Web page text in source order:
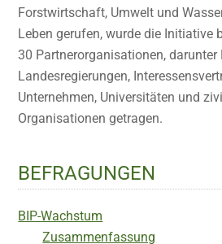
Forstwirtschaft, Umwelt und
Leben gerufen, wurde die Initiative
30 Partnerorganisationen, darunter
Landesregierungen,
Unternehmen, Universitäten und
Organisationen getragen.
BEFRAGUNGEN
BIP-Wachstum
Zusammenfassung